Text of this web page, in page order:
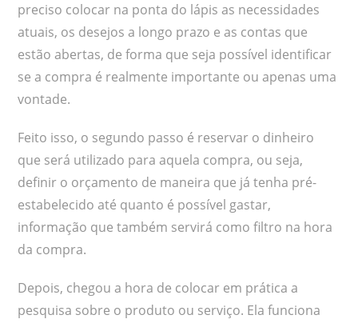
preciso colocar na ponta do lápis as necessidades
atuais, os desejos a longo prazo e as contas que
estão abertas, de forma que seja possível identificar
se a compra é realmente importante ou apenas uma
vontade.
Feito isso, o segundo passo é reservar o dinheiro
que será utilizado para aquela compra, ou seja,
definir o orçamento de maneira que já tenha pré-
estabelecido até quanto é possível gastar,
informação que também servirá como filtro na hora
da compra.
Depois, chegou a hora de colocar em prática a
pesquisa sobre o produto ou serviço. Ela funciona